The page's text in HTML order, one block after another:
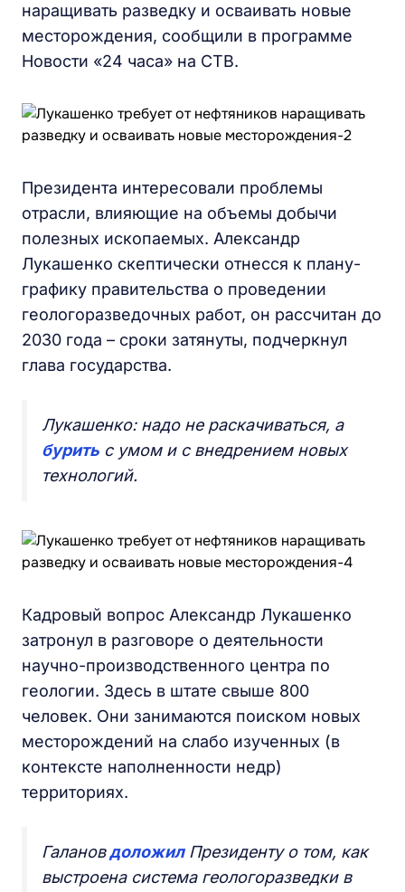
наращивать разведку и осваивать новые
месторождения, сообщили в программе
Новости «24 часа» на СТВ.
Президента интересовали проблемы
отрасли, влияющие на объемы добычи
полезных ископаемых. Александр
Лукашенко скептически отнесся к плану-
графику правительства о проведении
геологоразведочных работ, он рассчитан до
2030 года – сроки затянуты, подчеркнул
глава государства.
Лукашенко: надо не раскачиваться, а
бурить с умом и с внедрением новых
технологий.
Кадровый вопрос Александр Лукашенко
затронул в разговоре о деятельности
научно-производственного центра по
геологии. Здесь в штате свыше 800
человек. Они занимаются поиском новых
месторождений на слабо изученных (в
контексте наполненности недр)
территориях.
ГалановдоложилПрезиденту о том, как
выстроена система геологоразведки в